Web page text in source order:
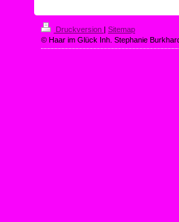
Druckversion | Sitemap
© Haar im Glück Inh. Stephanie